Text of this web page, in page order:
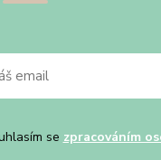
se zpracováním